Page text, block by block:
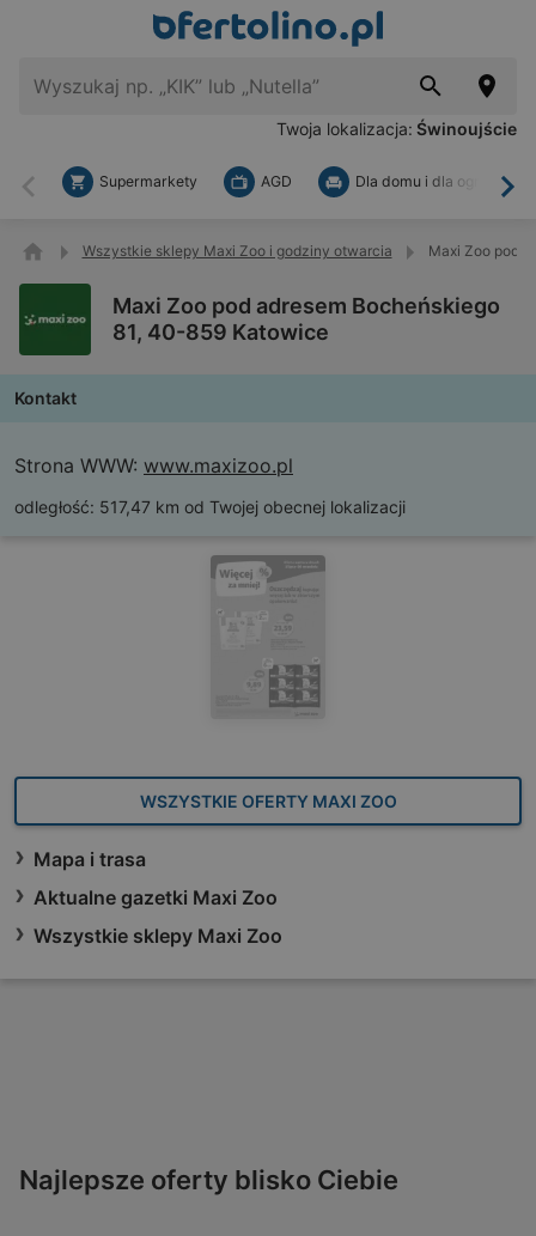
Twoja lokalizacja: Świnoujście
Wstecz
Supermarkety AGD Dla domu i dla ogrodu
Wszystkie sklepy Maxi Zoo i godziny otwarcia Maxi Zoo pod
Maxi Zoo pod adresem Bocheńskiego
81, 40-859 Katowice
Kontakt
Strona WWW: www.maxizoo.pl
odległość: 517,47 km od Twojej obecnej lokalizacji
WSZYSTKIE OFERTY MAXI ZOO
Mapa i trasa
Aktualne gazetki Maxi Zoo
Wszystkie sklepy Maxi Zoo
Najlepsze oferty blisko Ciebie